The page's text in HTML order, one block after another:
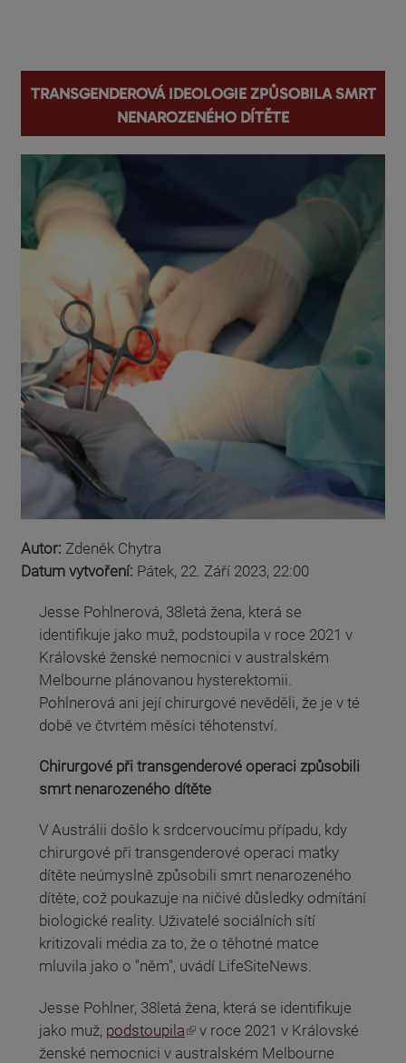
Transgenderová ideologie způsobila smrt
nenarozeného dítěte
Autor: Zdeněk Chytra
Datum vytvoření: Pátek, 22. Září 2023, 22:00
Jesse Pohlnerová, 38letá žena, která se
identifikuje jako muž, podstoupila v roce 2021 v
Královské ženské nemocnici v australském
Melbourne plánovanou hysterektomii.
Pohlnerová ani její chirurgové nevěděli, že je v té
době ve čtvrtém měsíci těhotenství.
Chirurgové při transgenderové operaci způsobili
smrt nenarozeného dítěte
V Austrálii došlo k srdcervoucímu případu, kdy
chirurgové při transgenderové operaci matky
dítěte neúmyslně způsobili smrt nenarozeného
dítěte, což poukazuje na ničivé důsledky odmítání
biologické reality. Uživatelé sociálních sítí
kritizovali média za to, že o těhotné matce
mluvila jako o "něm", uvádí LifeSiteNews.
Jesse Pohlner, 38letá žena, která se identifikuje
jako muž, podstoupila
(odkaz je externí)
v roce 2021 v Královské
ženské nemocnici v australském Melbourne